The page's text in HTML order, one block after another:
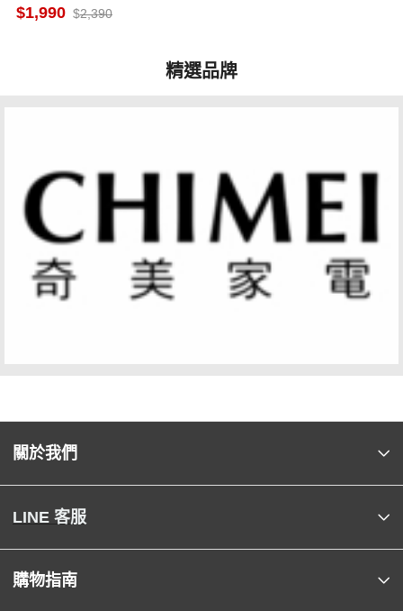
致美味500 珍珠黑
1,990 2,390
精選品牌
關於我們
LINE 客服
購物指南